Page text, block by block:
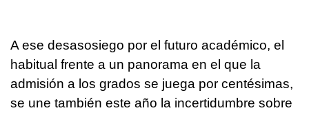
A ese desasosiego por el futuro académico, el
habitual frente a un panorama en el que la
admisión a los grados se juega por centésimas,
se une también este año la incertidumbre sobre